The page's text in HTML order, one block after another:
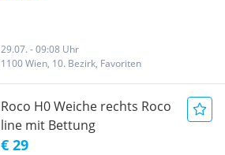
29.07. - 09:08 Uhr
1100 Wien, 10. Bezirk, Favoriten
Roco H0 Weiche rechts Roco
line mit Bettung
€ 29